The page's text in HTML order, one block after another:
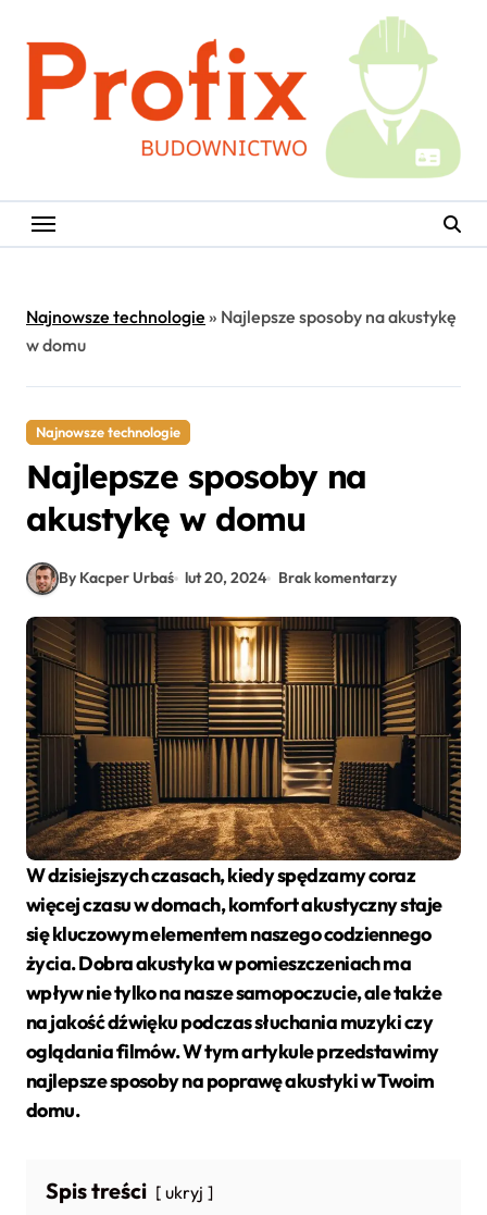
content
Najnowsze technologie » Najlepsze sposoby na akustykę
w domu
Najnowsze technologie
Najlepsze sposoby na
akustykę w domu
By Kacper Urbaś lut 20, 2024 Brak komentarzy
W dzisiejszych czasach, kiedy spędzamy coraz
więcej czasu w domach,komfort akustycznystaje
się kluczowym elementem naszego codziennego
życia. Dobraakustykaw pomieszczeniach ma
wpływ nie tylko na nasze samopoczucie, ale także
na jakość dźwięku podczas słuchania muzyki czy
oglądania filmów. W tym artykule przedstawimy
najlepsze sposoby napoprawę akustykiw Twoim
domu.
Spis treści ukryj